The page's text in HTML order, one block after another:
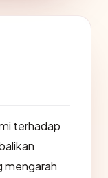
terhadap
mengarah